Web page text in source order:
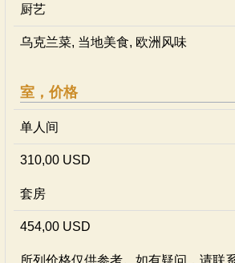
厨艺
乌克兰菜, 当地美食, 欧洲风味
室，价格
单人间
310,00 USD
套房
454,00 USD
所列价格仅供参考。如有疑问，请联